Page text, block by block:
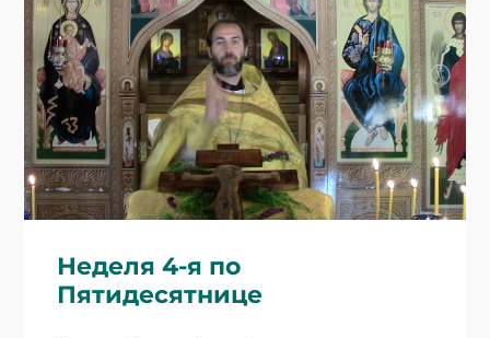
Неделя 4-я по
Пятидесятнице